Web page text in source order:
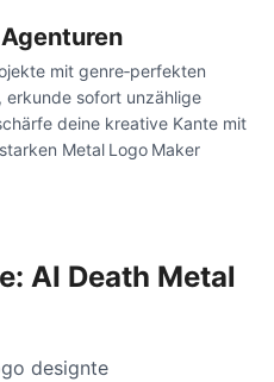
mit genre‑perfekten
erkunde sofort unzählige
deine kreative Kante mit
Metal Logo Maker
AI Death Metal
designte